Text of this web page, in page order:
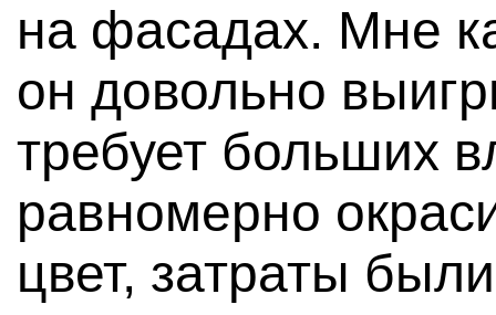
на фасадах. Мне
он довольно
требует больших
равномерно
цвет, затраты